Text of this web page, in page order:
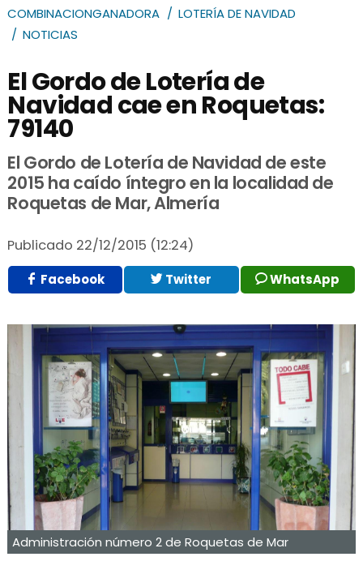
COMBINACIONGANADORA
LOTERÍA DE NAVIDAD
NOTICIAS
El Gordo de Lotería de
Navidad cae en Roquetas:
79140
El Gordo de Lotería de Navidad de este
2015 ha caído íntegro en la localidad de
Roquetas de Mar, Almería
Publicado 22/12/2015 (12:24)
Facebook Twitter WhatsApp
Administración número 2 de Roquetas de Mar